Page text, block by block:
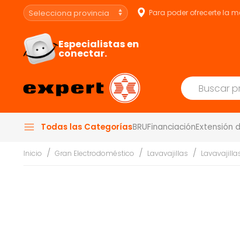
Para poder ofrecerte la
Especialistas en
conectar.
Todas las CategoríasBRUFinanciaciónExtensión
Inicio Gran Electrodoméstico Lavavajillas